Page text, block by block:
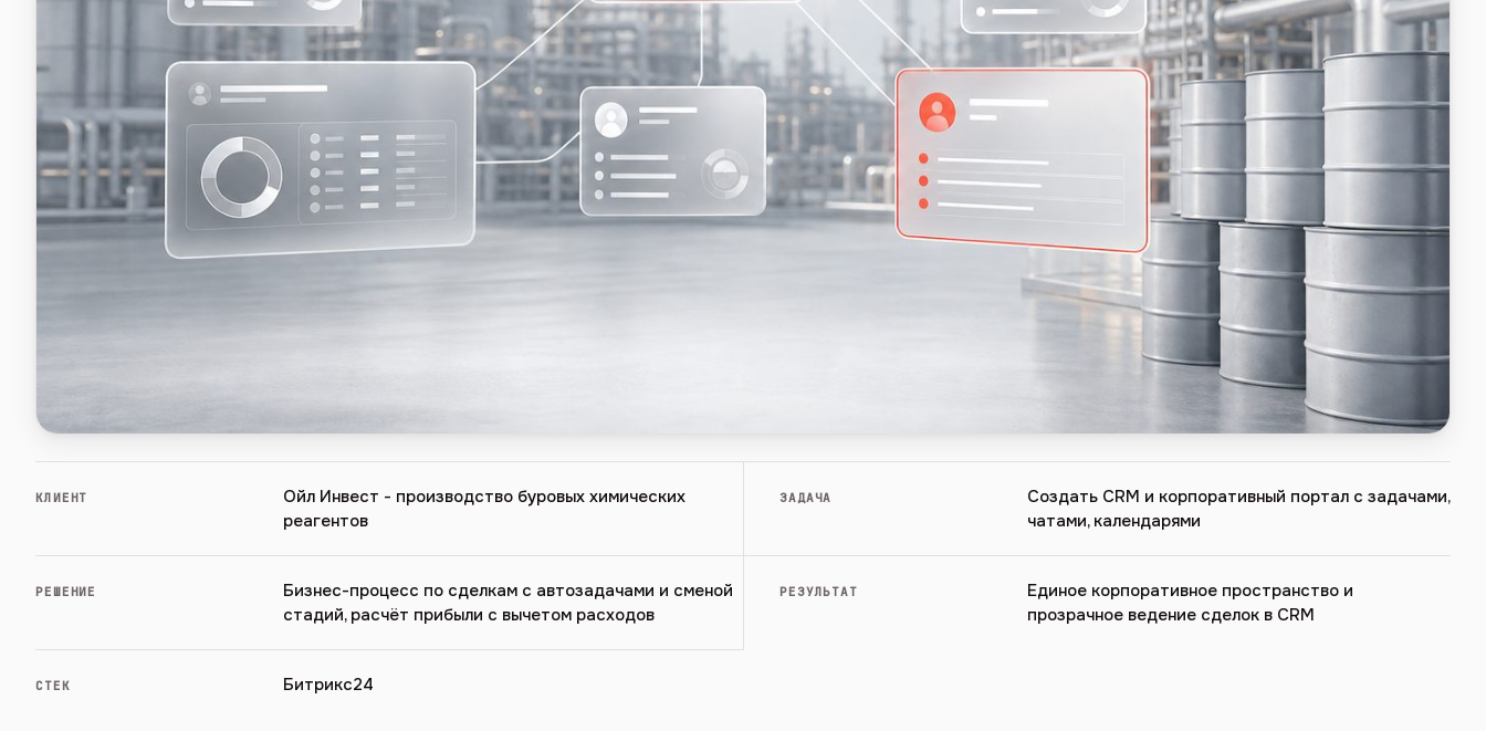
КЛИЕНТ
Ойл Инвест - производство буровых химических
реагентов
ЗАДАЧА
Создать CRM и корпоративный портал с задачами,
чатами, календарями
РЕШЕНИЕ
Бизнес-процесс по сделкам с автозадачами и сменой
стадий, расчёт прибыли с вычетом расходов
РЕЗУЛЬТАТ
Единое корпоративное пространство и
прозрачное ведение сделок в CRM
СТЕК Битрикс24